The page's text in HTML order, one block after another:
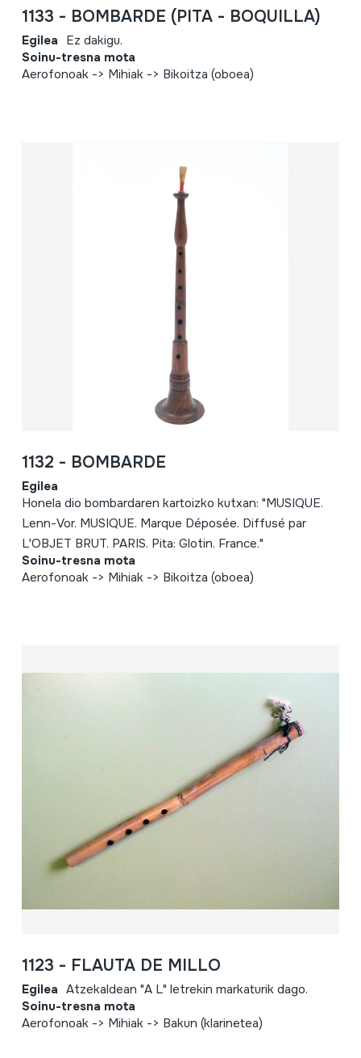
1133 - BOMBARDE (PITA - BOQUILLA)
Egilea Ez dakigu.
Soinu-tresna mota
Aerofonoak -> Mihiak -> Bikoitza (oboea)
1132 - BOMBARDE
Egilea
Honela dio bombardaren kartoizko kutxan: "MUSIQUE.
Lenn-Vor. MUSIQUE. Marque Déposée. Diffusé par
L'OBJET BRUT. PARIS. Pita: Glotin. France."
Soinu-tresna mota
Aerofonoak -> Mihiak -> Bikoitza (oboea)
1123 - FLAUTA DE MILLO
Egilea Atzekaldean "A L" letrekin markaturik dago.
Soinu-tresna mota
Aerofonoak -> Mihiak -> Bakun (klarinetea)